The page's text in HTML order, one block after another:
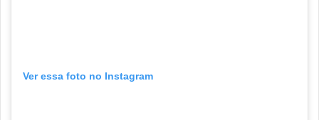
Ver essa foto no Instagram